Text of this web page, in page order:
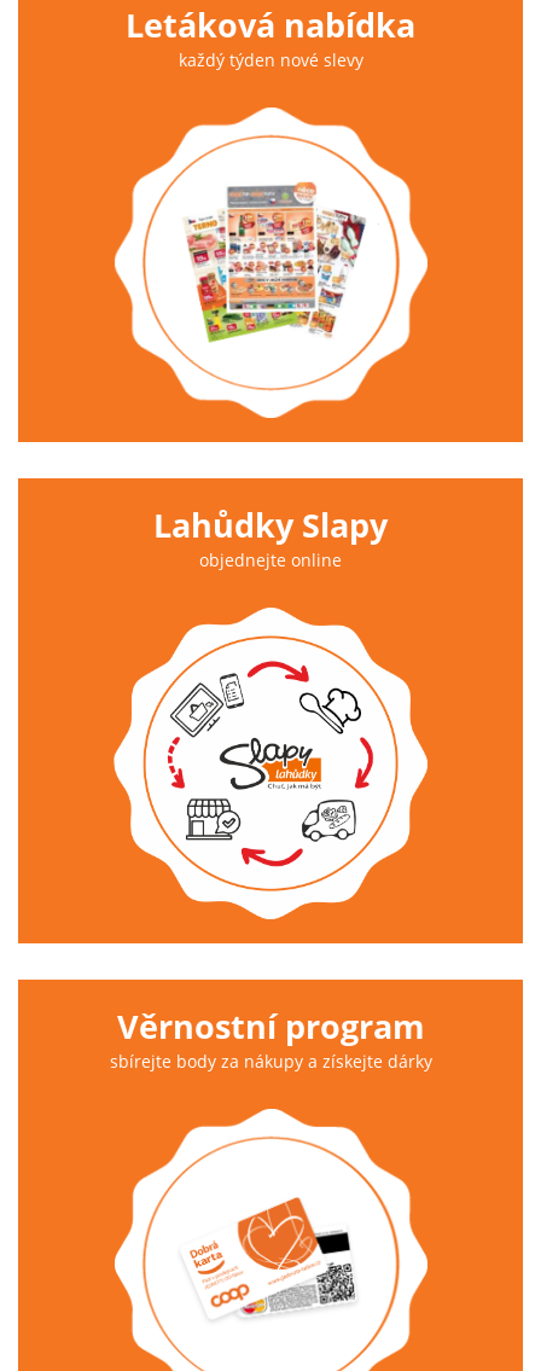
Letáková nabídka
každý týden nové slevy
Lahůdky Slapy
objednejte online
Věrnostní program
sbírejte body za nákupy a získejte dárky